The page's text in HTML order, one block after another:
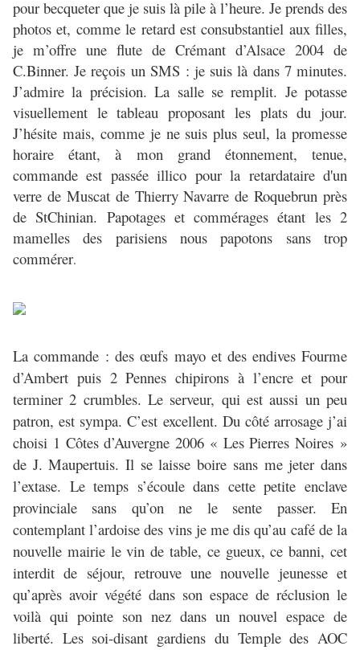
pour becqueter que je suis là pile à l’heure. Je prends des
photos et, comme le retard est consubstantiel aux filles,
je m’offre une flute de Crémant d’Alsace 2004 de
C.Binner. Je reçois un SMS : je suis là dans 7 minutes.
J’admire la précision. La salle se remplit. Je potasse
visuellement le tableau proposant les plats du jour.
J’hésite mais, comme je ne suis plus seul, la promesse
horaire étant, à mon grand étonnement, tenue,
commande est passée illico pour la retardataire d'un
verre de Muscat de Thierry Navarre de Roquebrun près
de StChinian. Papotages et commérages étant les 2
mamelles des parisiens nous papotons sans trop
commérer.
La commande : des œufs mayo et des endives Fourme
d’Ambert puis 2 Pennes chipirons à l’encre et pour
terminer 2 crumbles. Le serveur, qui est aussi un peu
patron, est sympa. C’est excellent. Du côté arrosage j’ai
choisi 1 Côtes d’Auvergne 2006 « Les Pierres Noires »
de J. Maupertuis. Il se laisse boire sans me jeter dans
l’extase. Le temps s’écoule dans cette petite enclave
provinciale sans qu’on ne le sente passer. En
contemplant l’ardoise des vins je me dis qu’au café de la
nouvelle mairie le vin de table, ce gueux, ce banni, cet
interdit de séjour, retrouve une nouvelle jeunesse et
qu’après avoir végété dans son espace de réclusion le
voilà qui pointe son nez dans un nouvel espace de
liberté. Les soi-disant gardiens du Temple des AOC